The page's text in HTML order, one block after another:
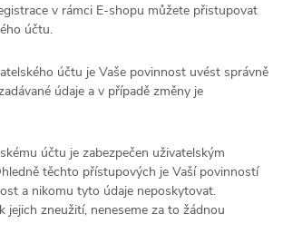
v rámci E-shopu můžete přistupovat
účtu.
účtu je Vaše povinnost uvést správně
údaje a v případě změny je
účtu je zabezpečen uživatelským
těchto přístupových je Vaší povinností
a nikomu tyto údaje neposkytovat.
jejich zneužití, neneseme za to žádnou